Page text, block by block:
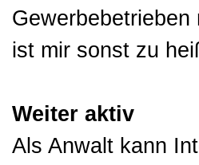
ist mir sonst zu
Weiter aktiv
Als Anwalt kann